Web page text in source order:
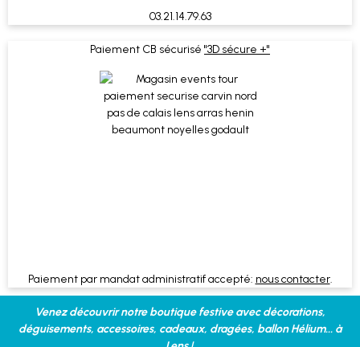
03.21.14.79.63
Paiement CB sécurisé "3D sécure +"
Paiement par mandat administratif accepté: nous contacter.
Venez découvrir notre boutique festive avec décorations,
déguisements, accessoires, cadeaux, dragées, ballon Hélium... à